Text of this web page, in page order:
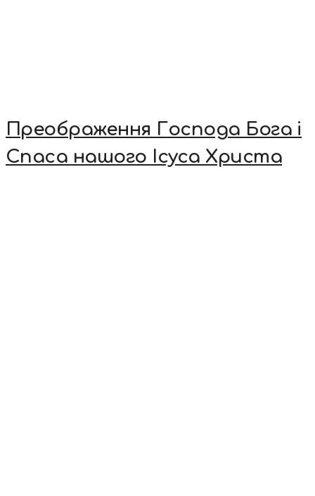
Преображення Господа Бога і
Спаса нашого Ісуса Христа